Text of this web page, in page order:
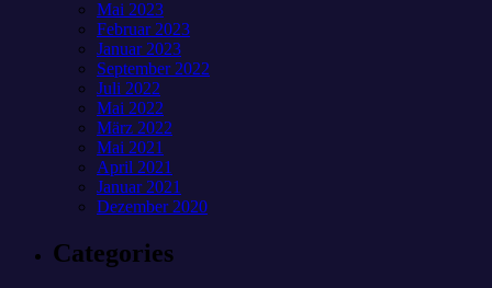
Mai 2023
Februar 2023
Januar 2023
September 2022
Juli 2022
Mai 2022
März 2022
Mai 2021
April 2021
Januar 2021
Dezember 2020
Categories